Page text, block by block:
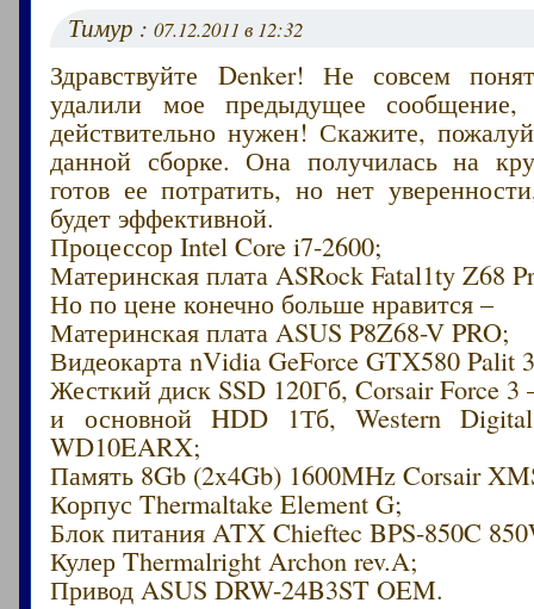
Тимур :07.12.2011 в 12:32
Здравствуйте Denker! Не совсем
удалили мое предыдущее
действительно нужен! Скажите,
данной сборке. Она получилась на
готов ее потратить, но нет
будет эффективной.
Процессор Intel Core i7-2600;
Материнская плата ASRock Fatal1ty Z68
Но по цене конечно больше нравится –
Материнская плата ASUS P8Z68-V PRO;
Видеокарта nVidia GeForce GTX580 Palit
Жесткий диск SSD 120Гб, Corsair Force 3
и основной HDD 1Тб, Western
WD10EARX;
Память 8Gb (2x4Gb) 1600MHz Corsair
Корпус Thermaltake Element G;
Блок питания ATX Chieftec BPS-850C
Кулер Thermalright Archon rev.A;
Привод ASUS DRW-24B3ST OEM.